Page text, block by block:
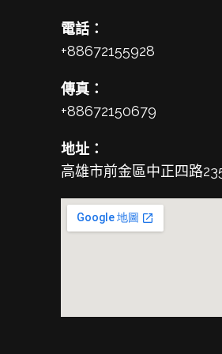
電話：
+88672155928
傳真：
+88672150679
地址：
高雄市前金區中正四路